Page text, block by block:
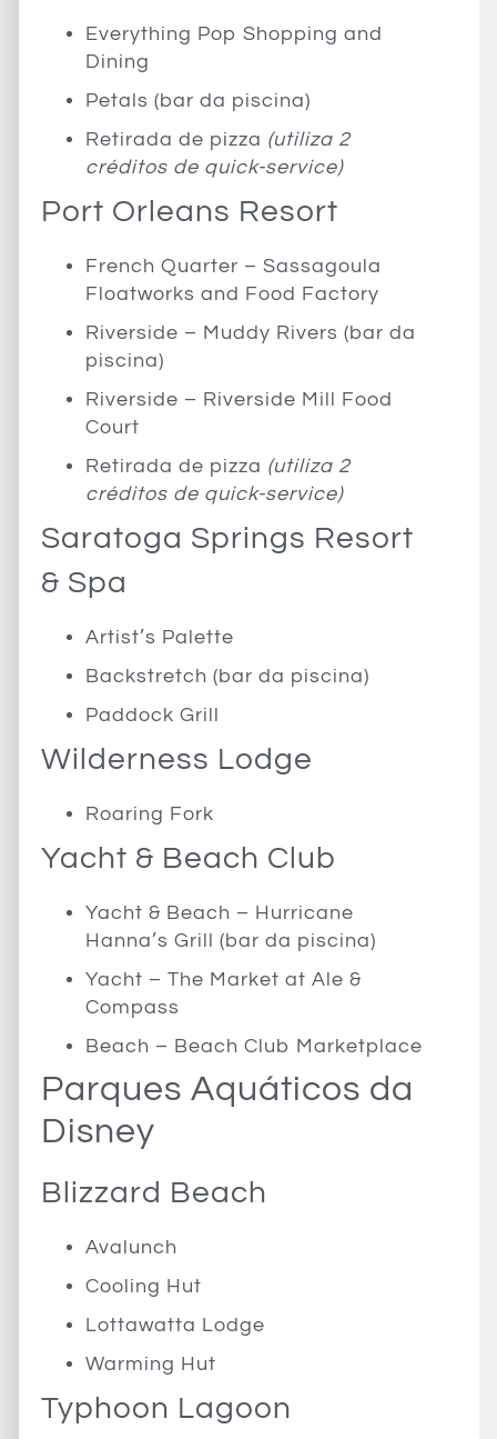
Everything Pop Shopping and
Dining
Petals (bar da piscina)
Retirada de pizza (utiliza 2
créditos de quick-service)
Port Orleans Resort
French Quarter – Sassagoula
Floatworks and Food Factory
Riverside – Muddy Rivers (bar da
piscina)
Riverside – Riverside Mill Food
Court
Retirada de pizza (utiliza 2
créditos de quick-service)
Saratoga Springs Resort
& Spa
Artist’s Palette
Backstretch (bar da piscina)
Paddock Grill
Wilderness Lodge
Roaring Fork
Yacht & Beach Club
Yacht & Beach – Hurricane
Hanna’s Grill (bar da piscina)
Yacht – The Market at Ale &
Compass
Beach – Beach Club Marketplace
Parques Aquáticos da
Disney
Blizzard Beach
Avalunch
Cooling Hut
Lottawatta Lodge
Warming Hut
Typhoon Lagoon